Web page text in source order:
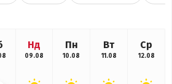
Нд
09.08
Пн
10.08
Вт
11.08
Ср
12.08